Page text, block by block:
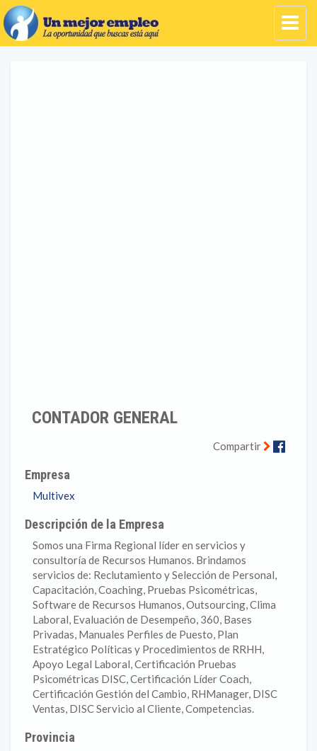
CONTADOR GENERAL
Compartir
Empresa
Multivex
Descripción de la Empresa
Somos una Firma Regional líder en servicios y
consultoría de Recursos Humanos. Brindamos
servicios de: Reclutamiento y Selección de Personal,
Capacitación, Coaching, Pruebas Psicométricas,
Software de Recursos Humanos, Outsourcing, Clima
Laboral, Evaluación de Desempeño, 360, Bases
Privadas, Manuales Perfiles de Puesto, Plan
Estratégico Políticas y Procedimientos de RRHH,
Apoyo Legal Laboral, Certificación Pruebas
Psicométricas DISC, Certificación Líder Coach,
Certificación Gestión del Cambio, RHManager, DISC
Ventas, DISC Servicio al Cliente, Competencias.
Provincia